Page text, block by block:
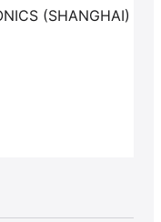
(SHANGHAI)